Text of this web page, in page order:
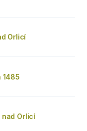
Orlicí
1485
nad Orlicí